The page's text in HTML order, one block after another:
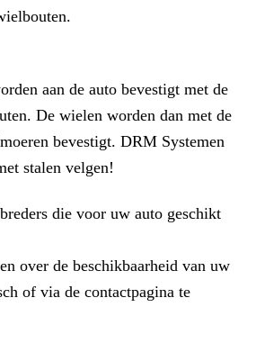
aan de auto bevestigt met de
De wielen worden dan met de
bevestigt. DRM Systemen
stalen velgen!
die voor uw auto geschikt
over de beschikbaarheid van uw
of via de contactpagina te